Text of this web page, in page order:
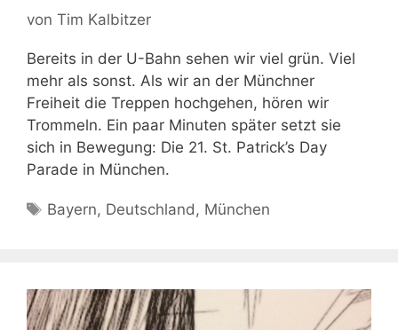
von Tim Kalbitzer
Bereits in der U-Bahn sehen wir viel grün. Viel
mehr als sonst. Als wir an der Münchner
Freiheit die Treppen hochgehen, hören wir
Trommeln. Ein paar Minuten später setzt sie
sich in Bewegung: Die 21. St. Patrick’s Day
Parade in München.
Schlagwörter
Bayern, Deutschland, München